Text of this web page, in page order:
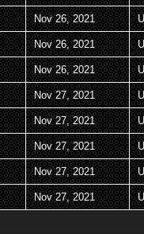
Nov 26, 2021
Nov 26, 2021
Nov 26, 2021
Nov 27, 2021
Nov 27, 2021
Nov 27, 2021
Nov 27, 2021
Nov 27, 2021